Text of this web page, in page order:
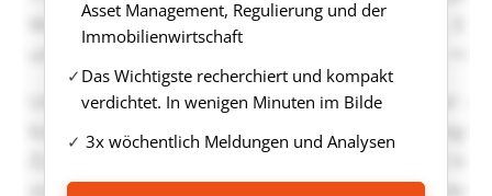
Asset Management, Regulierung und der
Immobilienwirtschaft
Das Wichtigste recherchiert und kompakt
verdichtet. In wenigen Minuten im Bilde
3x wöchentlich Meldungen und Analysen